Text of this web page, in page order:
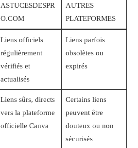
ASTUCESDESPR
O.COM
AUTRES
PLATEFORMES
Liens officiels
régulièrement
vérifiés et
actualisés
Liens parfois
obsolètes ou
expirés
Liens sûrs, directs
vers la plateforme
officielle Canva
Certains liens
peuvent être
douteux ou non
sécurisés